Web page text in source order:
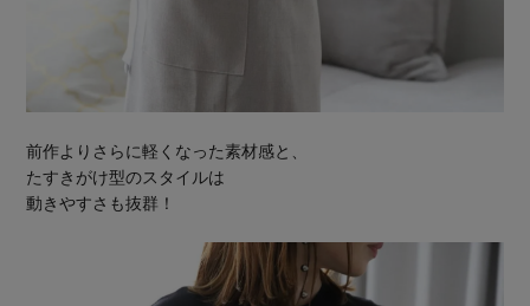
前作よりさらに軽くなった素材感と、
たすきがけ型のスタイルは
動きやすさも抜群！